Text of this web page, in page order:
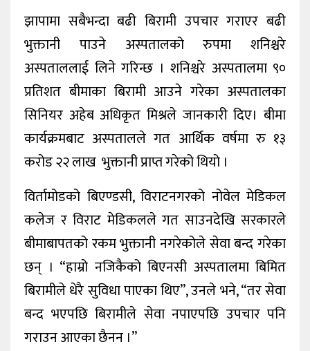
झापामा सबैभन्दा बढी बिरामी उपचार गराएर बढी
भुक्तानी पाउने अस्पतालको रुपमा शनिश्चरे
अस्पताललाई लिने गरिन्छ । शनिश्चरे अस्पतालमा ९०
प्रतिशत बीमाका बिरामी आउने गरेका अस्पतालका
सिनियर अहेब अधिकृत मिश्रले जानकारी दिए। बीमा
कार्यक्रमबाट अस्पतालले गत आर्थिक वर्षमा रु १३
करोड २२ लाख भुक्तानी प्राप्त गरेको थियो ।
विर्तामोडको बिएण्डसी, विराटनगरको नोवेल मेडिकल
कलेज र विराट मेडिकलले गत साउनदेखि सरकारले
बीमाबापतको रकम भुक्तानी नगरेकोले सेवा बन्द गरेका
छन् । “हाम्रो नजिकैको बिएनसी अस्पतालमा बिमित
बिरामीले धेरै सुविधा पाएका थिए”, उनले भने, “तर सेवा
बन्द भएपछि बिरामीले सेवा नपाएपछि उपचार पनि
गराउन आएका छैनन ।”